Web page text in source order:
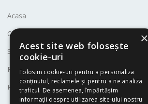
Acasa
Companie
Servicii
Politica de Cookies
Politica de Confidentialitate
×
Acest site web folosește
cookie-uri
Folosim cookie-uri pentru a personaliza
conținutul, reclamele și pentru a ne analiza
traficul. De asemenea, împărtășim
informații despre utilizarea site-ului nostru